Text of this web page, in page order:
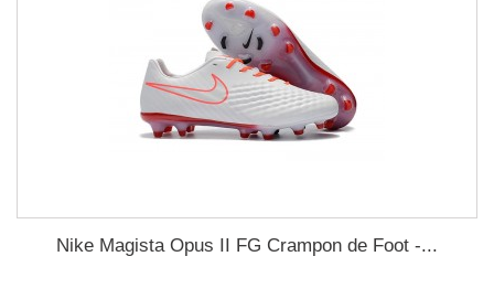
Nike Magista Opus II FG Crampon de Foot -...